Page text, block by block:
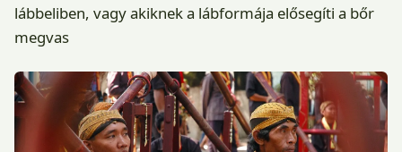
lábbeliben, vagy akiknek a lábformája elősegíti a bőr
megvas